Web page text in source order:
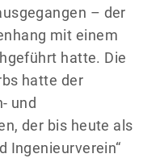
– der
mit einem
hatte. Die
hatte der
und
der bis heute als
Ingenieurverein“